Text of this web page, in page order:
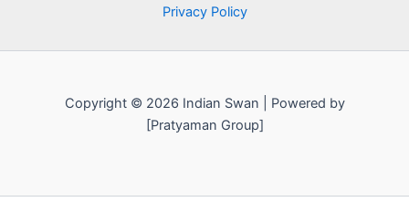
Privacy Policy
Copyright © 2026 Indian Swan | Powered by
[Pratyaman Group]